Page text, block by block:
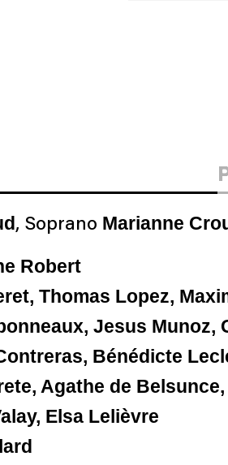
, Soprano Marianne
Robert
Thomas Lopez,
Jesus Munoz,
Bénédicte
Agathe de
Elsa Lelièvre